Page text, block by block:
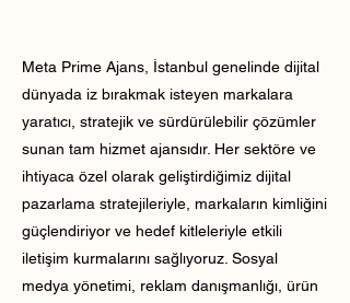
Meta Prime Ajans, İstanbul genelinde dijital
dünyada iz bırakmak isteyen markalara
yaratıcı, stratejik ve sürdürülebilir çözümler
sunan tam hizmet ajansıdır. Her sektöre ve
ihtiyaca özel olarak geliştirdiğimiz dijital
pazarlama stratejileriyle, markaların kimliğini
güçlendiriyor ve hedef kitleleriyle etkili
iletişim kurmalarını sağlıyoruz. Sosyal
medya yönetimi, reklam danışmanlığı, ürün